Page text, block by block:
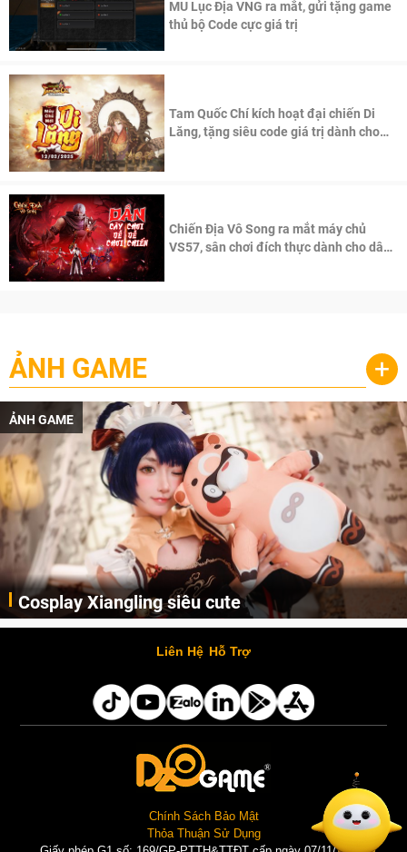
MU Lục Địa VNG ra mắt, gửi tặng game
thủ bộ Code cực giá trị
Tam Quốc Chí kích hoạt đại chiến Di
Lăng, tặng siêu code giá trị dành cho
Chiến Địa Vô Song ra mắt máy chủ
VS57, sân chơi đích thực dành cho dân
ẢNH GAME +
ẢNH GAME
Cosplay Xiangling siêu cute
Cùng thưởng thức những hình ảnh cosplay Xiangling trong Genshin Impact siêu dễ thương của người dùng Weibo "阿包也是兔娘"
Liên Hệ Hỗ Trợ
Chính Sách Bảo Mật
Thỏa Thuận Sử Dụng